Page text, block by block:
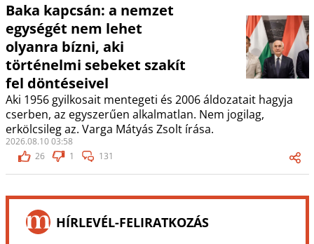
Baka kapcsán: a nemzet
egységét nem lehet
olyanra bízni, aki
történelmi sebeket szakít
fel döntéseivel
Aki 1956 gyilkosait mentegeti és 2006 áldozatait hagyja
cserben, az egyszerűen alkalmatlan. Nem jogilag,
erkölcsileg az. Varga Mátyás Zsolt írása.
2026.08.10 03:58
26
1 131
HÍRLEVÉL-FELIRATKOZÁS